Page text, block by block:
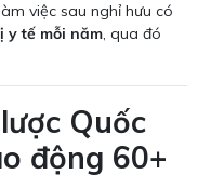
việc sau nghỉ hưu có
y tế mỗi năm, qua đó
Quốc
động 60+